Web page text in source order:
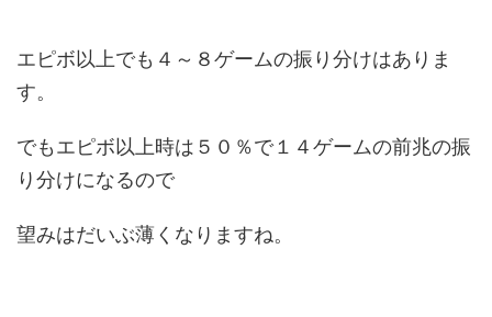
エピボ以上でも４～８ゲームの振り分けはありま
す。
でもエピボ以上時は５０％で１４ゲームの前兆の振
り分けになるので
望みはだいぶ薄くなりますね。